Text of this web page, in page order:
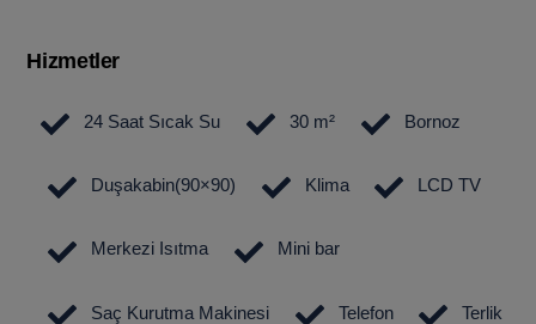
Hizmetler
24 Saat Sıcak Su 30 m² Bornoz
Duşakabin(90×90) Klima LCD TV
Merkezi Isıtma Mini bar
Saç Kurutma Makinesi Telefon Terlik